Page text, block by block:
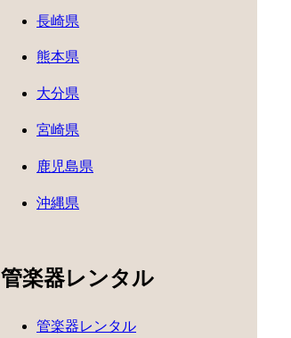
長崎県
熊本県
大分県
宮崎県
鹿児島県
沖縄県
管楽器レンタル
管楽器レンタル